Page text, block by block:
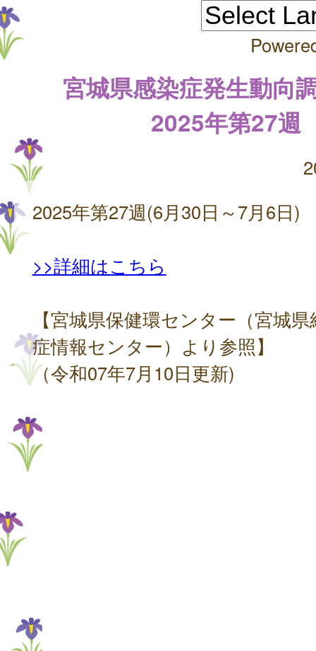
宮城県感染症発生動向
2025年第27週
2025年第27週(6月30日～7月6日)
>>詳細はこちら
【宮城県保健環センター（宮城
症情報センター）より参照】
（令和07年7月10日更新)